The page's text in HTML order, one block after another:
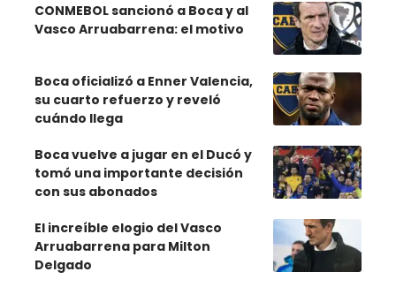
CONMEBOL sancionó a Boca y al
Vasco Arruabarrena: el motivo
Boca oficializó a Enner Valencia,
su cuarto refuerzo y reveló
cuándo llega
Boca vuelve a jugar en el Ducó y
tomó una importante decisión
con sus abonados
El increíble elogio del Vasco
Arruabarrena para Milton
Delgado